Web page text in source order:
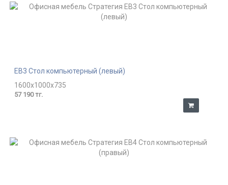
EB3 Стол компьютерный (левый)
1600x1000x735
57 190 тг.